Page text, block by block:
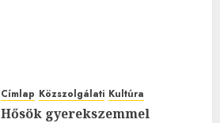
Címlap Közszolgálati Kultúra
Hősök gyerekszemmel